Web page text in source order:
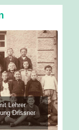
Lehrer
Drissner